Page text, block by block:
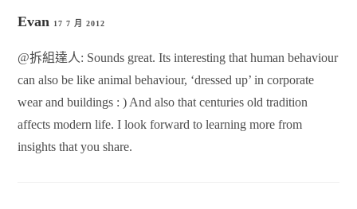
Evan 17 7 月 2012
@拆組達人: Sounds great. Its interesting that human behaviour
can also be like animal behaviour, ‘dressed up’ in corporate
wear and buildings : ) And also that centuries old tradition
affects modern life. I look forward to learning more from
insights that you share.